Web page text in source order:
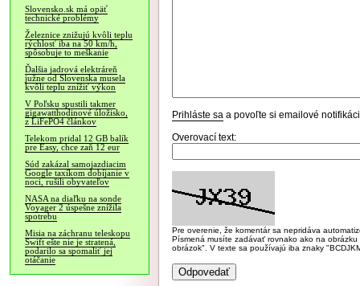
Slovensko.sk má opäť
technické problémy
Železnice znižujú kvôli teplu
rýchlosť iba na 50 km/h,
spôsobuje to meškanie
Ďalšia jadrová elektráreň
južne od Slovenska musela
kvôli teplu znížiť výkon
V Poľsku spustili takmer
gigawatthodinové úložisko,
z LiFePO4 článkov
Telekom pridal 12 GB balík
pre Easy, chce zaň 12 eur
Súd zakázal samojazdiacim
Google taxíkom dobíjanie v
noci, rušili obyvateľov
NASA na diaľku na sonde
Voyager 2 úspešne znížila
spotrebu
Misia na záchranu teleskopu
Swift ešte nie je stratená,
podarilo sa spomaliť jej
otáčanie
Prihláste sa a povoľte si emailové
Overovací text:
Pre overenie, že komentár sa nepridáva
Písmená musíte zadávať rovnako ako na
obrázok". V texte sa používajú iba znaky